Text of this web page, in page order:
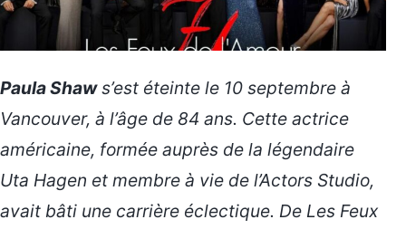
Paula Shaws’est éteinte le 10 septembre à
Vancouver, à l’âge de 84 ans. Cette actrice
américaine, formée auprès de la légendaire
Uta Hagen et membre à vie de l’Actors Studio,
avait bâti une carrière éclectique. De Les Feux